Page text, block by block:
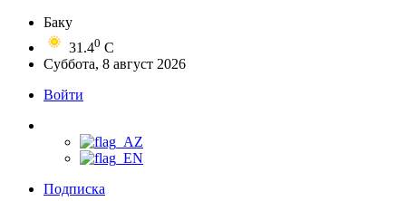
Баку
31.40 C
Суббота, 8 август 2026
Войти
Подписка